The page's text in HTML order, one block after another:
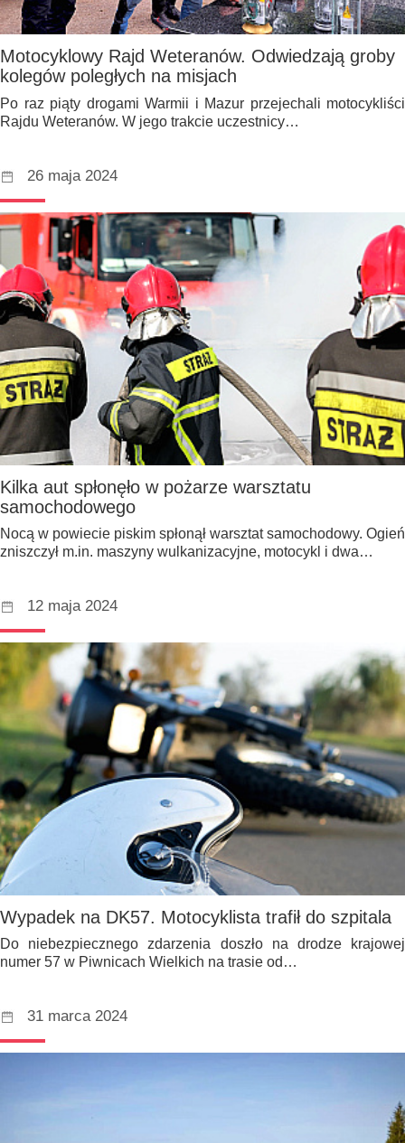
Motocyklowy Rajd Weteranów. Odwiedzają groby
kolegów poległych na misjach
Po raz piąty drogami Warmii i Mazur przejechali motocykliści
Rajdu Weteranów. W jego trakcie uczestnicy…
26 maja 2024
Kilka aut spłonęło w pożarze warsztatu
samochodowego
Nocą w powiecie piskim spłonął warsztat samochodowy. Ogień
zniszczył m.in. maszyny wulkanizacyjne, motocykl i dwa…
12 maja 2024
Wypadek na DK57. Motocyklista trafił do szpitala
Do niebezpiecznego zdarzenia doszło na drodze krajowej
numer 57 w Piwnicach Wielkich na trasie od…
31 marca 2024